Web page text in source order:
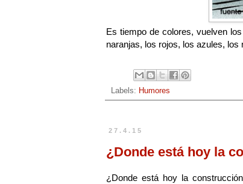
Es tiempo de colores, vuelven
naranjas, los rojos, los azules,
Labels: Humores
27.4.15
¿Donde está hoy la
¿Donde está hoy la